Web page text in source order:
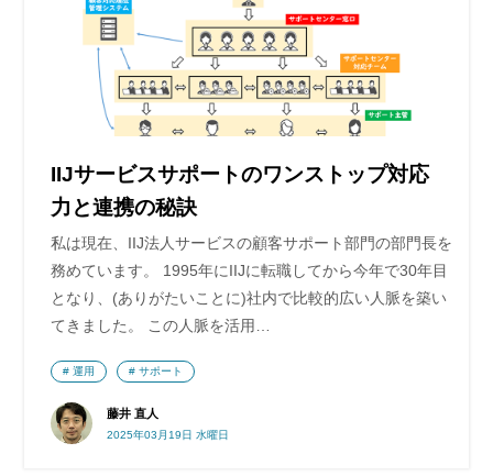
IIJサービスサポートのワンストップ対応
力と連携の秘訣
私は現在、IIJ法人サービスの顧客サポート部門の部門長を
務めています。 1995年にIIJに転職してから今年で30年目
となり、(ありがたいことに)社内で比較的広い人脈を築い
てきました。 この人脈を活用…
藤井 直人
2025年03月19日 水曜日
運用 サポート